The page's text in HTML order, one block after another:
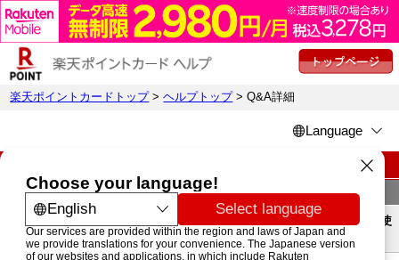
楽天ポイントカードトップ >ヘルプトップ > Q&A詳細
詳細
楽天市場で貯めたポイントを楽天ポイントカードパートナー企業で使
えるか